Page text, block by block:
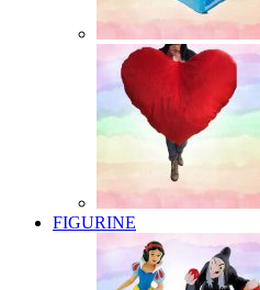
FIGURINE